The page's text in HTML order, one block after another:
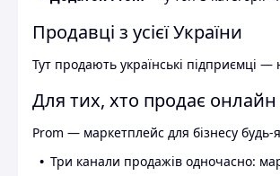
Продавці з усієї України
Тут продають українські підприємці —
Для тих, хто продає онлайн
Prom — маркетплейс для бізнесу будь-
Три канали продажів одночасно: